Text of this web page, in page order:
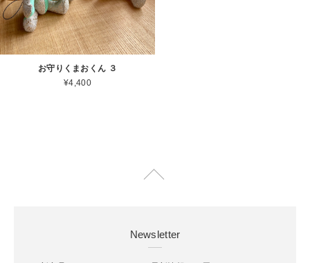
お守りくまおくん ３
¥4,400
Newsletter